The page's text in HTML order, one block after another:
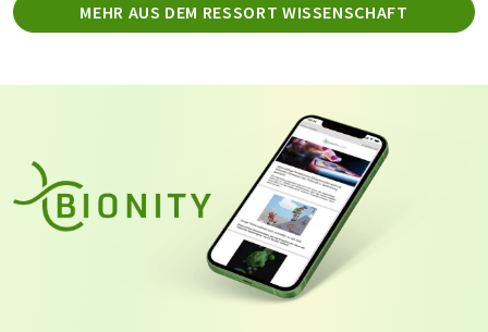
MEHR AUS DEM RESSORT WISSENSCHAFT